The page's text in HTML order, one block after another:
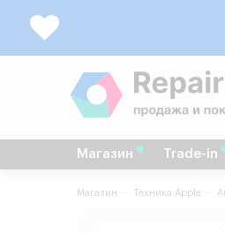
Магазин Trade-in
Магазин Техника Apple